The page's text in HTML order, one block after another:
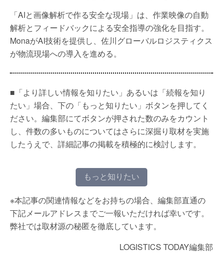
「AIと画像解析で作る安全な現場」は、作業映像の自動
解析とフィードバックによる安全指導の強化を目指す。
MonaがAI技術を提供し、佐川グローバルロジスティクス
が物流現場への導入を進める。
■「より詳しい情報を知りたい」あるいは「続報を知り
たい」場合、下の「もっと知りたい」ボタンを押してく
ださい。編集部にてボタンが押された数のみをカウント
し、件数の多いものについてはさらに深掘り取材を実施
したうえで、詳細記事の掲載を積極的に検討します。
もっと知りたい
※本記事の関連情報などをお持ちの場合、編集部直通の
下記メールアドレスまでご一報いただければ幸いです。
弊社では取材源の秘匿を徹底しています。
LOGISTICS TODAY編集部